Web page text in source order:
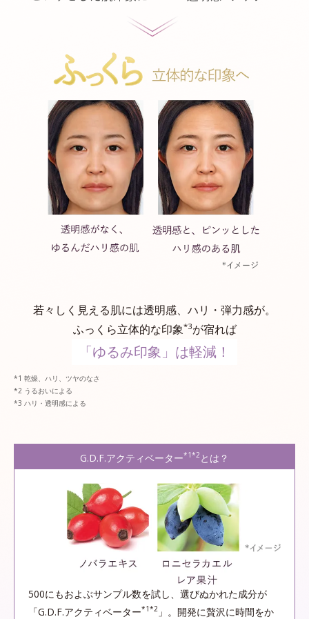
若々しく見える肌には透明感、ハリ・弾力感が。
ふっくら立体的な印象*3が宿れば
「ゆるみ印象」は軽減！
乾燥、ハリ、ツヤのなさ
うるおいによる
ハリ・透明感による
G.D.F.アクティベーター*1*2 とは？
500にもおよぶサンプル数を試し、選びぬかれた成分が
「G.D.F.アクティベーター*1*2 」。開発に贅沢に時間をか